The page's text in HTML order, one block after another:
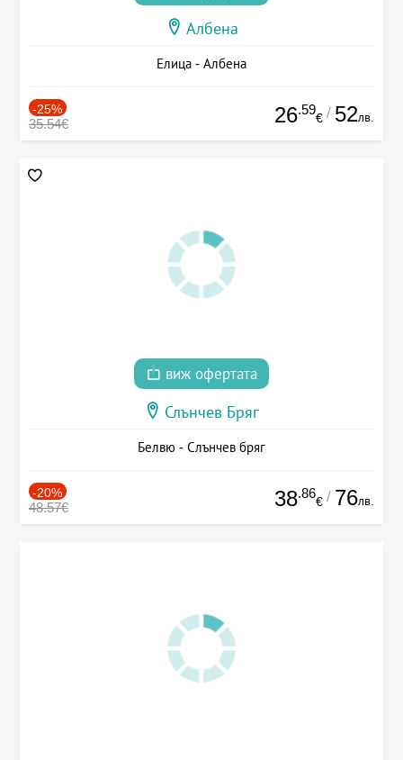
Албена
Елица - Албена
-25%
35.54€ 26.59
€ / 52лв.
виж офертата
Слънчев Бряг
Белвю - Слънчев бряг
-20%
48.57€ 38.86
€ / 76лв.